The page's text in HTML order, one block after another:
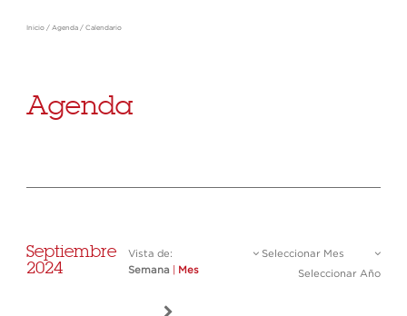
Inicio / Agenda / Calendario
Agenda
Septiembre
2024
Vista de:
Semana
Mes
Seleccionar Mes
Seleccionar Año